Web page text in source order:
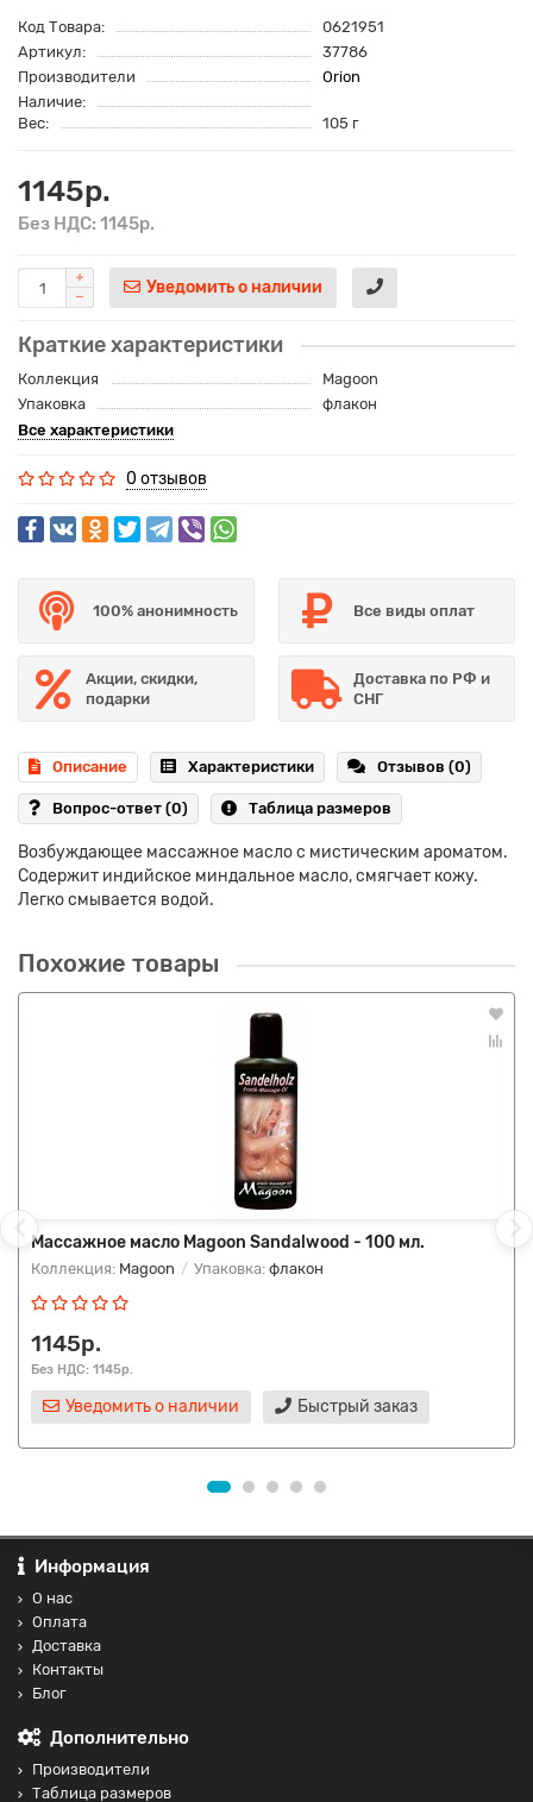
Код Товара:
0621951
Артикул:
37786
Производители
Orion
Наличие:
Вес:
105 г
1145р.
Без НДС: 1145р.
Уведомить о наличии
Краткие характеристики
Коллекция
Magoon
Упаковка
флакон
Все характеристики
0 отзывов
100% анонимность Все виды оплат
Акции, скидки,
подарки
Доставка по РФ и
СНГ
Описание Характеристики Отзывов (0)
Вопрос-ответ (0) Таблица размеров
Возбуждающее массажное масло с мистическим ароматом.
Содержит индийское миндальное масло, смягчает кожу.
Легко смывается водой.
Похожие товары
Массажное масло Magoon Sandalwood - 100 мл.
Коллекция: Magoon Упаковка: флакон
1145р.
Без НДС: 1145р.
Уведомить о наличии Быстрый заказ
Информация
О нас
Оплата
Доставка
Контакты
Блог
Дополнительно
Производители
Таблица размеров